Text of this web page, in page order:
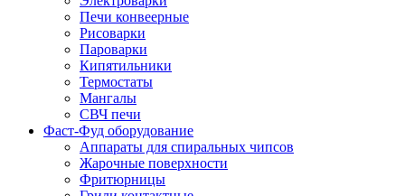
Печи конвеерные
Рисоварки
Пароварки
Кипятильники
Термостаты
Мангалы
СВЧ печи
Фаст-Фуд оборудование
Аппараты для спиральных чипсов
Жарочные поверхности
Фритюрницы